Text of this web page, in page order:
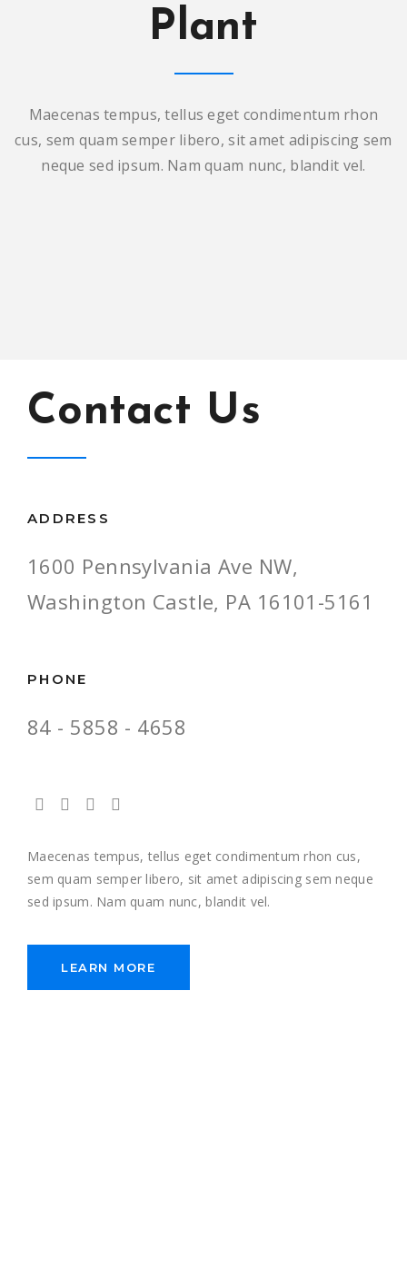
Plant
Maecenas tempus, tellus eget condimentum rhon
cus, sem quam semper libero, sit amet adipiscing sem
neque sed ipsum. Nam quam nunc, blandit vel.
Contact Us
ADDRESS
1600 Pennsylvania Ave NW,
Washington Castle, PA 16101-5161
PHONE
84 - 5858 - 4658
Maecenas tempus, tellus eget condimentum rhon cus,
sem quam semper libero, sit amet adipiscing sem neque
sed ipsum. Nam quam nunc, blandit vel.
LEARN MORE